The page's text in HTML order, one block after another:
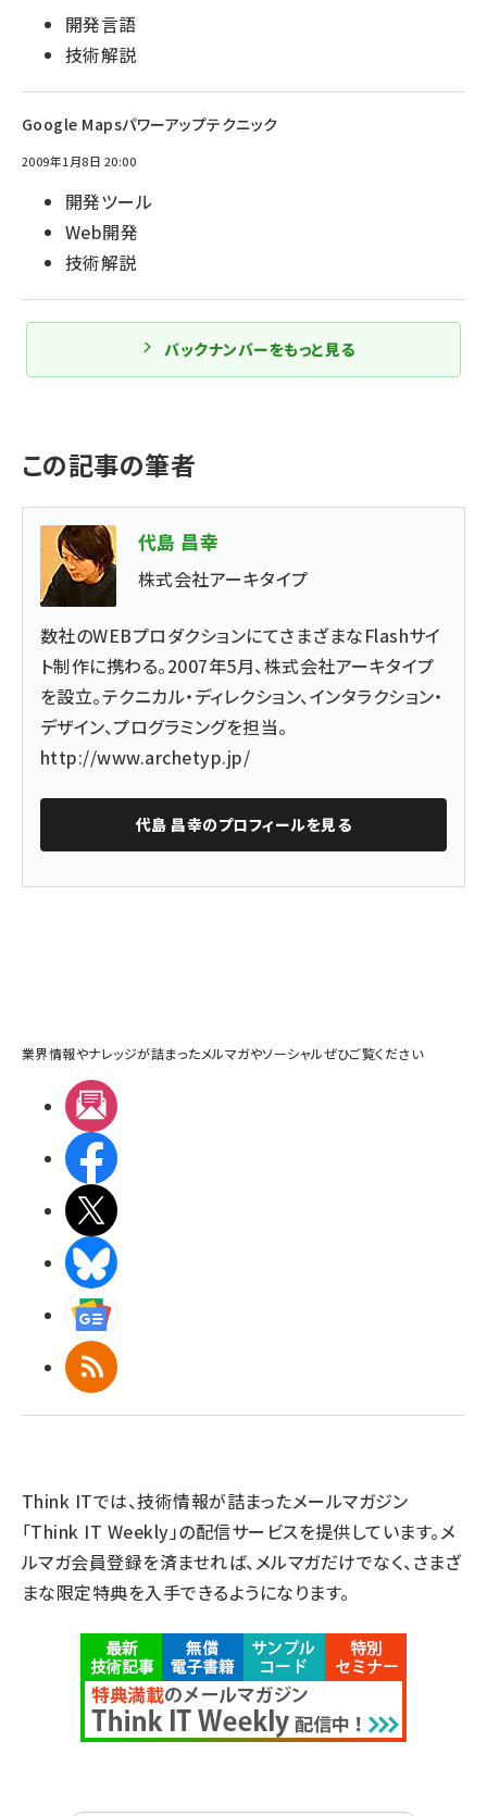
開発言語
技術解説
Google Mapsパワーアップテクニック
2009年1月8日 20:00
開発ツール
Web開発
技術解説
バックナンバーをもっと見る
この記事の筆者
代島 昌幸
株式会社アーキタイプ
数社のWEBプロダクションにてさまざまなFlashサイ
ト制作に携わる。2007年5月、株式会社アーキタイプ
を設立。テクニカル・ディレクション、インタラクション・
デザイン、プログラミングを担当。
http://www.archetyp.jp/
代島 昌幸のプロフィールを見る
業界情報やナレッジが詰まったメルマガやソーシャルぜひご覧ください
RSS
Think ITでは、技術情報が詰まったメールマガジン
「Think IT Weekly」の配信サービスを提供しています。メ
ルマガ会員登録を済ませれば、メルマガだけでなく、さまざ
まな限定特典を入手できるようになります。